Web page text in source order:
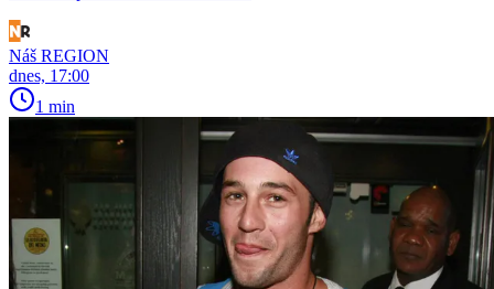
Náš REGION
dnes, 17:00
1 min